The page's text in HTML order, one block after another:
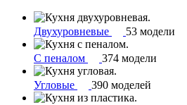
Двухуровневые 53 модели
С пеналом 374 модели
Угловые 390 моделей